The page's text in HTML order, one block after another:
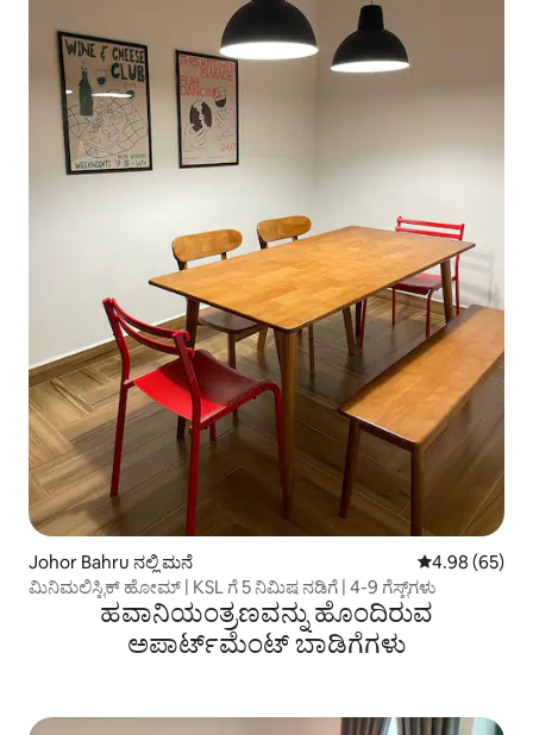
Johor Bahru ನಲ್ಲಿ ಮನೆ 5 ರಲ್ಲಿ 4.98
4.98 (65)
ಮಿನಿಮಲಿಸ್ಟಿಕ್ ಹೋಮ್ | KSL ಗೆ 5 ನಿಮಿಷ ನಡಿಗೆ | 4-9 ಗೆಸ್ಟ್‌ಗಳು
ಹವಾನಿಯಂತ್ರಣವನ್ನು ಹೊಂದಿರುವ
ಅಪಾರ್ಟ್‌ಮೆಂಟ್‌ ಬಾಡಿಗೆಗಳು